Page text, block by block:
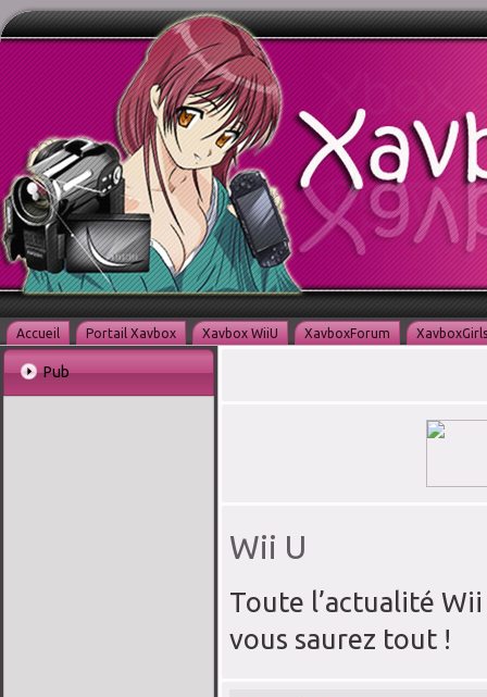
Accueil Portail Xavbox Xavbox WiiU XavboxForum XavboxGirls
Pub
Wii U
Toute l’actualité
vous saurez tout !